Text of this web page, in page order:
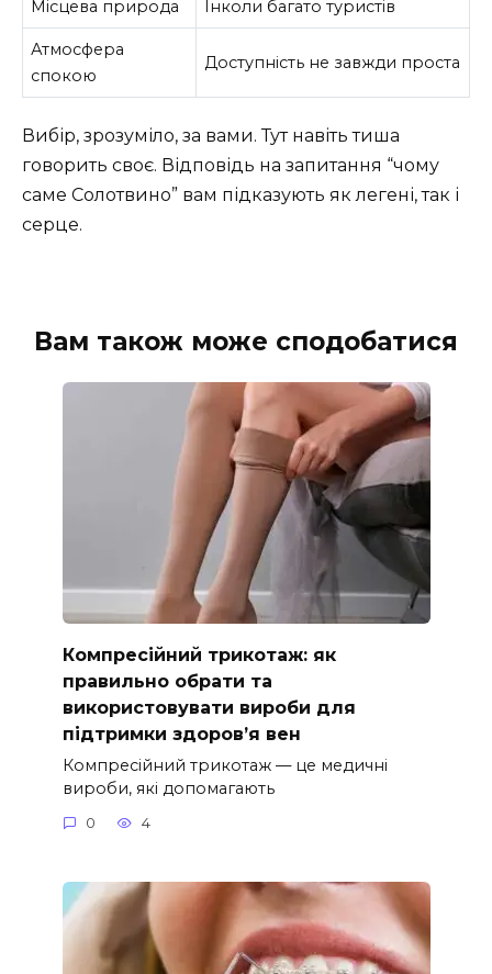
Місцева природа Інколи багато туристів
Атмосфера
спокою
Доступність не завжди проста
Вибір, зрозуміло, за вами. Тут навіть тиша
говорить своє. Відповідь на запитання “чому
саме Солотвино” вам підказують як легені, так і
серце.
Вам також може сподобатися
Компресійний трикотаж: як
правильно обрати та
використовувати вироби для
підтримки здоров’я вен
Компресійний трикотаж — це медичні
вироби, які допомагають
0 4